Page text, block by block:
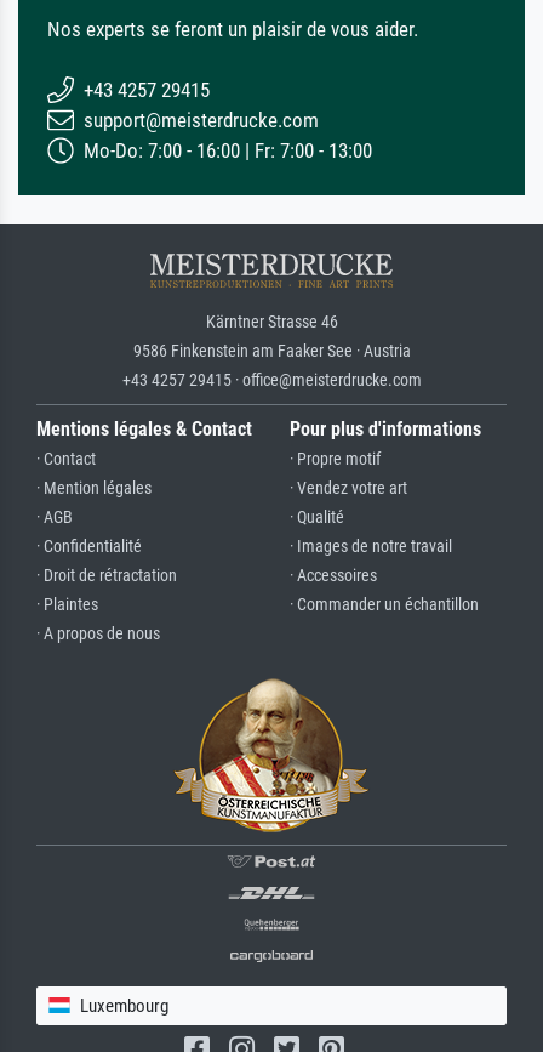
Nos experts se feront un plaisir de vous aider.
+43 4257 29415
support@meisterdrucke.com
Mo-Do: 7:00 - 16:00 | Fr: 7:00 - 13:00
Kärntner Strasse 46
9586 Finkenstein am Faaker See · Austria
+43 4257 29415 · office@meisterdrucke.com
Mentions légales & Contact
· Contact
· Mention légales
· AGB
· Confidentialité
· Droit de rétractation
· Plaintes
· A propos de nous
Pour plus d'informations
· Propre motif
· Vendez votre art
· Qualité
· Images de notre travail
· Accessoires
· Commander un échantillon
Luxembourg